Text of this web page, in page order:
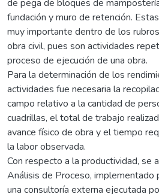
de pega de bloques de
fundación y muro de retención.
muy importante dentro de los
obra civil, pues son actividades
proceso de ejecución de una obra.
Para la determinación de los
actividades fue necesaria la
campo relativo a la cantidad de
cuadrillas, el total de trabajo
avance físico de obra y el tiempo
la labor observada.
Con respecto a la productividad, se
Análisis de Proceso, implementado
una consultoría externa ejecutada